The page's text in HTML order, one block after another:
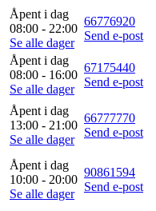
Åpent i dag
08:00 - 22:00
Se alle dager
66776920
Send e-post
Åpent i dag
08:00 - 16:00
Se alle dager
67175440
Send e-post
Åpent i dag
13:00 - 21:00
Se alle dager
66777770
Send e-post
Åpent i dag
10:00 - 20:00
Se alle dager
90861594
Send e-post